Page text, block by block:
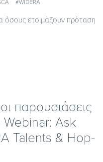
#WIDERA
όσους ετοιμάζουν πρόταση
παρουσιάσεις
Ask
Talents & Hop-